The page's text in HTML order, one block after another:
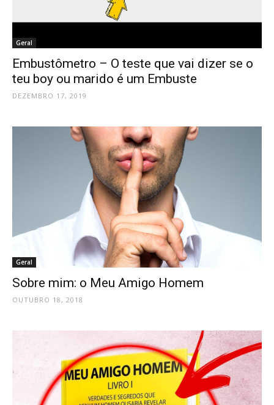
Geral
Embustômetro – O teste que vai dizer se o
teu boy ou marido é um Embuste
DEZEMBRO 17, 2019
Geral
Sobre mim: o Meu Amigo Homem
OUTUBRO 18, 2018